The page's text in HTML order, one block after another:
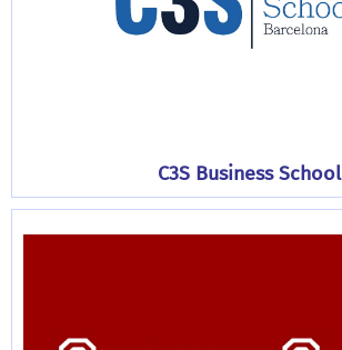
C3S Business School